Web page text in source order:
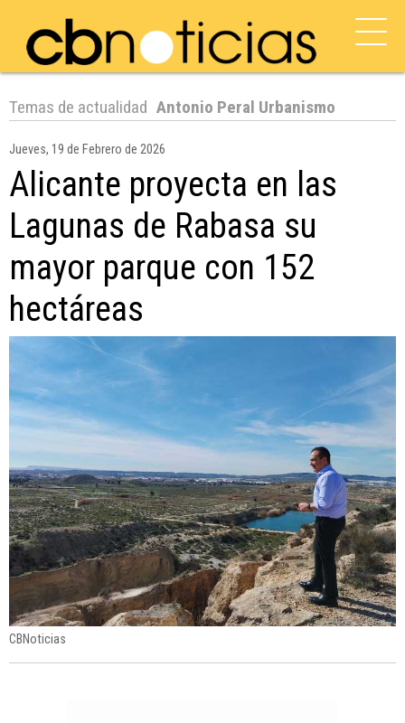
Temas de actualidad Antonio Peral Urbanismo
Jueves, 19 de Febrero de 2026
Alicante proyecta en las
Lagunas de Rabasa su
mayor parque con 152
hectáreas
CBNoticias